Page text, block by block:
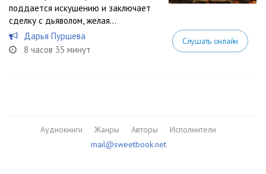
поддается искушению и заключает
сделку с дьяволом, желая...
Дарья Пуршева
8 часов 35 минут
Слушать онлайн
Аудиокниги Жанры Авторы
Исполнители
mail@sweetbook.net